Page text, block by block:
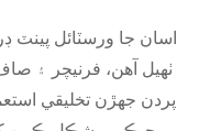
اسان جا ورسٽائل پينٽ
ٺهيل آهن، فرنيچر ۽
پردن جهڙن تخليقي